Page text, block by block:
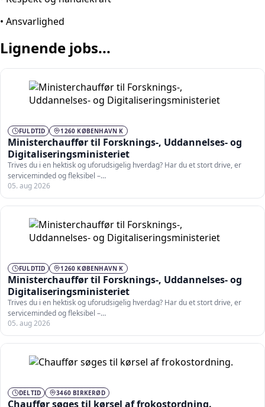
• Ansvarlighed
Lignende jobs...
FULDTID 1260 KØBENHAVN K
Ministerchauffør til Forsknings-, Uddannelses- og
Digitaliseringsministeriet
Trives du i en hektisk og uforudsigelig hverdag? Har du et stort drive, er
serviceminded og fleksibel –…
05. aug 2026
FULDTID 1260 KØBENHAVN K
Ministerchauffør til Forsknings-, Uddannelses- og
Digitaliseringsministeriet
Trives du i en hektisk og uforudsigelig hverdag? Har du et stort drive, er
serviceminded og fleksibel –…
05. aug 2026
DELTID 3460 BIRKERØD
Chauffør søges til kørsel af frokostordning.